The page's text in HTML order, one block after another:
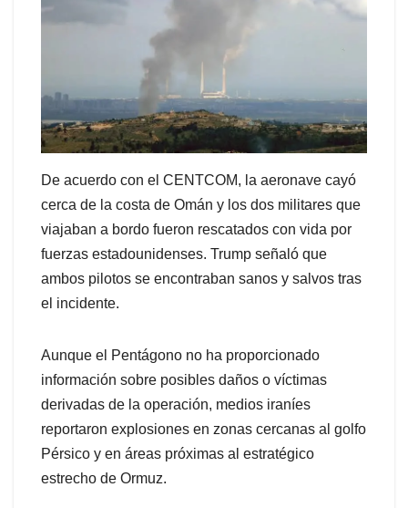
De acuerdo con el CENTCOM, la aeronave cayó
cerca de la costa de Omán y los dos militares que
viajaban a bordo fueron rescatados con vida por
fuerzas estadounidenses. Trump señaló que
ambos pilotos se encontraban sanos y salvos tras
el incidente.
Aunque el Pentágono no ha proporcionado
información sobre posibles daños o víctimas
derivadas de la operación, medios iraníes
reportaron explosiones en zonas cercanas al golfo
Pérsico y en áreas próximas al estratégico
estrecho de Ormuz.